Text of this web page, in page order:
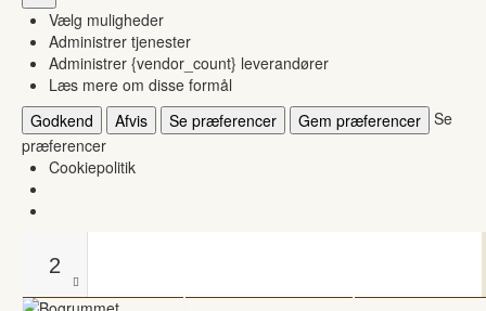
Vælg muligheder
Administrer tjenester
Administrer {vendor_count} leverandører
Læs mere om disse formål
Godkend
Afvis Se præferencer Gem præferencer Se
præferencer
Cookiepolitik
2